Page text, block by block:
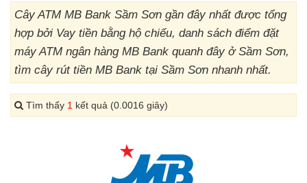
Cây ATM MB Bank Sầm Sơn gần đây nhất được tổng
hợp bởi Vay tiền bằng hộ chiếu, danh sách điểm đặt
máy ATM ngân hàng MB Bank quanh đây ở Sầm Sơn,
tìm cây rút tiền MB Bank tại Sầm Sơn nhanh nhất.
Tìm thấy 1 kết quả (0.0016 giây)